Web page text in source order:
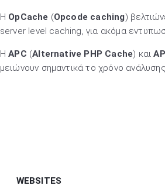
Η OpCache (Opcode caching)
server level caching, για ακόμα
ΗAPC (Alternative PHP Cache) και
μειώνουν σημαντικά τo χρόνο
WEBSITES